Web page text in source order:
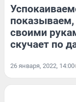
показываем,
своими
скучает по
26 января, 2022, 14:00